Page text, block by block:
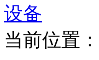
当前位置：